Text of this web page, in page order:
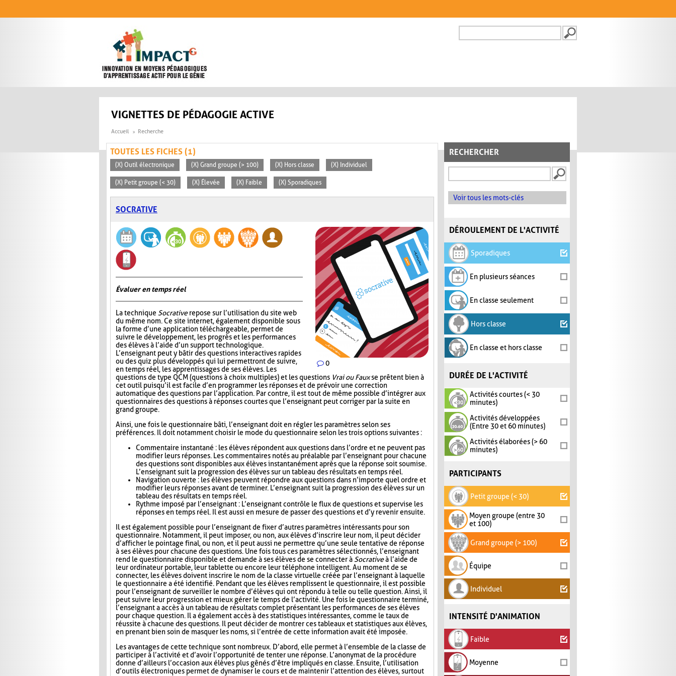
FORMULAIRE DE
VIGNETTES DE PÉDAGOGIE ACTIVE
Accueil Recherche
RECHERCHER
Voir tous les mots-clés
DÉROULEMENT DE L'ACTIVITÉ
Sporadiques
En plusieurs séances
En classe seulement
Hors classe
En classe et hors classe
DURÉE DE L'ACTIVITÉ
Activités courtes (< 30
minutes)
Activités développées
(Entre 30 et 60 minutes)
Activités élaborées (> 60
minutes)
PARTICIPANTS
Petit groupe (< 30)
Moyen groupe (entre 30
et 100)
Grand groupe (> 100)
Équipe
Individuel
INTENSITÉ D'ANIMATION
Faible
Moyenne
TOUTES LES FICHES (1)
(X) Outil électronique (X) Grand groupe (> 100) (X) Hors classe (X) Individuel
(X) Petit groupe (< 30) (X) Élevée (X) Faible (X) Sporadiques
SOCRATIVE
0
Évaluer en temps réel
La technique Socrativerepose sur l’utilisation du site web
du même nom. Ce site internet, également disponible sous
la forme d’une application téléchargeable, permet de
suivre le développement, les progrès et les performances
des élèves à l’aide d’un support technologique.
L’enseignant peut y bâtir des questions interactives rapides
ou des quiz plus développés qui lui permettront de suivre,
en temps réel, les apprentissages de ses élèves. Les
questions de type QCM (questions à choix multiples) et les questions Vrai ou Fauxse prêtent bien à
cet outil puisqu’il est facile d’en programmer les réponses et de prévoir une correction
automatique des questions par l’application. Par contre, il est tout de même possible d’intégrer aux
questionnaires des questions à réponses courtes que l’enseignant peut corriger par la suite en
grand groupe.
Ainsi, une fois le questionnaire bâti, l’enseignant doit en régler les paramètres selon ses
préférences. Il doit notamment choisir le mode du questionnaire selon les trois options suivantes :
Commentaire instantané : les élèves répondent aux questions dans l’ordre et ne peuvent pas
modifier leurs réponses. Les commentaires notés au préalable par l’enseignant pour chacune
des questions sont disponibles aux élèves instantanément après que la réponse soit soumise.
L’enseignant suit la progression des élèves sur un tableau des résultats en temps réel.
Navigation ouverte : les élèves peuvent répondre aux questions dans n’importe quel ordre et
modifier leurs réponses avant de terminer. L’enseignant suit la progression des élèves sur un
tableau des résultats en temps réel.
Rythme imposé par l’enseignant : L’enseignant contrôle le flux de questions et supervise les
réponses en temps réel. Il est aussi en mesure de passer des questions et d’y revenir ensuite.
Il est également possible pour l’enseignant de fixer d’autres paramètres intéressants pour son
questionnaire. Notamment, il peut imposer, ou non, aux élèves d’inscrire leur nom, il peut décider
d’afficher le pointage final, ou non, et il peut aussi ne permettre qu’une seule tentative de réponse
à ses élèves pour chacune des questions. Une fois tous ces paramètres sélectionnés, l’enseignant
rend le questionnaire disponible et demande à ses élèves de se connecter àSocrativeà l’aide de
leur ordinateur portable, leur tablette ou encore leur téléphone intelligent. Au moment de se
connecter, les élèves doivent inscrire le nom de la classe virtuelle créée par l’enseignant à laquelle
le questionnaire a été identifié. Pendant que les élèves remplissent le questionnaire, il est possible
pour l’enseignant de surveiller le nombre d’élèves qui ont répondu à telle ou telle question. Ainsi, il
peut suivre leur progression et mieux gérer le temps de l’activité. Une fois le questionnaire terminé,
l’enseignant a accès à un tableau de résultats complet présentant les performances de ses élèves
pour chaque question. Il a également accès à des statistiques intéressantes, comme le taux de
réussite à chacune des questions. Il peut décider de montrer ces tableaux et statistiques aux élèves,
en prenant bien soin de masquer les noms, si l’entrée de cette information avait été imposée.
Les avantages de cette technique sont nombreux. D’abord, elle permet à l’ensemble de la classe de
participer à l’activité et d’avoir l’opportunité de tenter une réponse. L’anonymat de la procédure
donne d’ailleurs l’occasion aux élèves plus gênés d’être impliqués en classe. Ensuite, l’utilisation
d’outils électroniques permet de dynamiser le cours et de maintenir l’attention des élèves, surtout